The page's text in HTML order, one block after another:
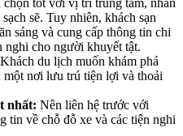
sẽ. Tuy nhiên, khách sạn
sáng và cung cấp thông tin chi
nghi cho người khuyết tật.
Khách du lịch muốn khám phá
nơi lưu trú tiện lợi và thoải
nhất: Nên liên hệ trước với
tin về chỗ đỗ xe và các tiện nghi